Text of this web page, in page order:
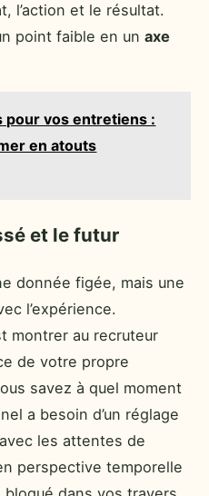
l’action et le résultat.
point faible en un axe
pour vos entretiens :
en atouts
et le futur
donnée figée, mais une
l’expérience.
montrer au recruteur
de votre propre
savez à quel moment
a besoin d’un réglage
les attentes de
perspective temporelle